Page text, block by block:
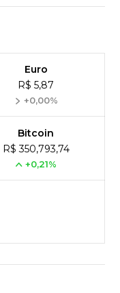
Euro
R$ 5,87
+0,00%
Bitcoin
R$ 350,793,74
+0,21%